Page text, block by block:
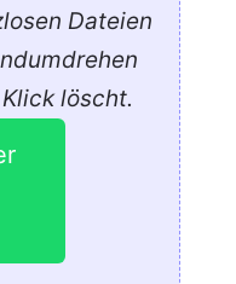
Dateien
löscht.